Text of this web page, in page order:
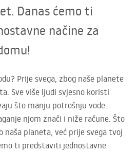
Danas ćemo ti
načine za
Prije svega, zbog naše planete
Sve više ljudi svjesno koristi
što manju potrošnju vode.
njom znači i niže račune. Što
naša planeta, već prije svega tvoj
ti predstaviti jednostavne